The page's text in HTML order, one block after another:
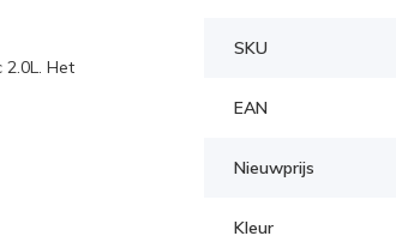
Het
SKU
EAN
Nieuwprijs
Kleur